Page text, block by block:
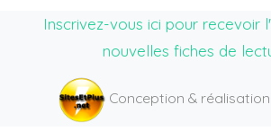
Inscrivez-vous ici pour recevoir
nouvelles fiches de
Conception & réalisation